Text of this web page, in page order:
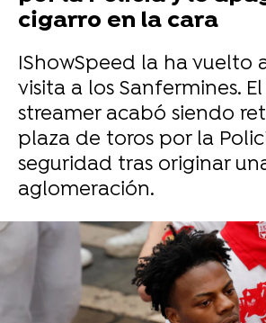
cigarro en la cara
IShowSpeed la ha vuelto
visita a los Sanfermines.
streamer acabó siendo
plaza de toros por la
seguridad tras originar
aglomeración.
IShowSpeed y el mago viral
protagonizan un encuentro
Polonia